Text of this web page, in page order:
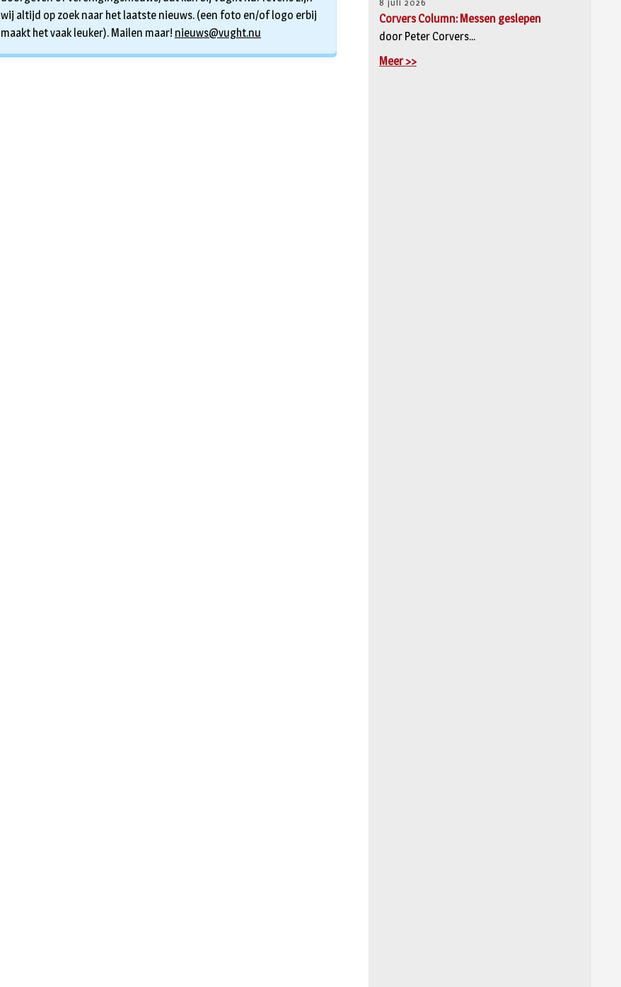
wij altijd op zoek naar het laatste nieuws. (een foto en/of logo erbij
maakt het vaak leuker). Mailen maar! nieuws@vught.nu
8 juli 2026
Corvers Column: Messen geslepen
door Peter Corvers...
Meer >>